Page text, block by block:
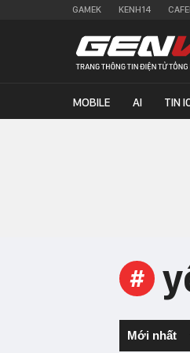
GAMEK KENH14
MOBILE AI TIN
#
Mới nhất